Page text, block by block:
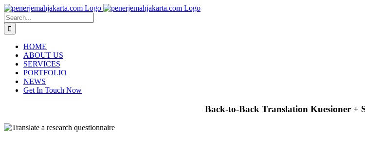
Skip
to
content
Search
for:
HOME
ABOUT US
SERVICES
PORTFOLIO
NEWS
Get In Touch Now
Back-to-Back Translation Kuesioner +